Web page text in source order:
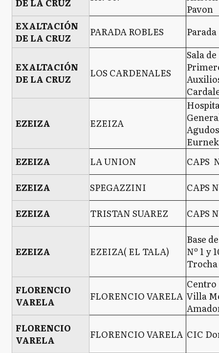
DE LA CRUZ
Pavon
EXALTACIÓN
DE LA CRUZ
PARADA ROBLES Parada
EXALTACIÓN
DE LA CRUZ
LOS CARDENALES
Sala de
EZEIZA EZEIZA
EZEIZA
LA UNION
CAPS
EZEIZA
SPEGAZZINI
CAPS
EZEIZA
TRISTAN SUAREZ CAPS
EZEIZA EZEIZA( EL TALA)
Base
Nº 1 y
FLORENCIO
VARELA
FLORENCIO VARELA
Centro
Villa
FLORENCIO
VARELA
FLORENCIO VARELA CIC